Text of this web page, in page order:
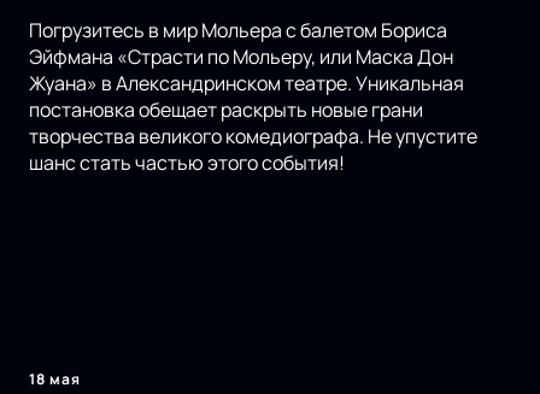
Погрузитесь в мир Мольера с балетом Бориса
Эйфмана «Страсти по Мольеру, или Маска Дон
Жуана» в Александринском театре. Уникальная
постановка обещает раскрыть новые грани
творчества великого комедиографа. Не упустите
шанс стать частью этого события!
18 мая